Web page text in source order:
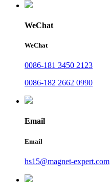
WeChat
WeChat
0086-181 3450 2123
0086-182 2662 0990
Email
Email
hs15@magnet-expert.com